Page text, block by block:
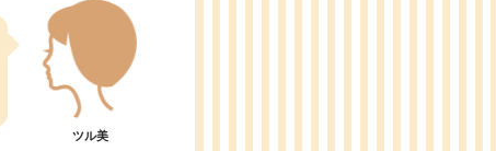
ツル美